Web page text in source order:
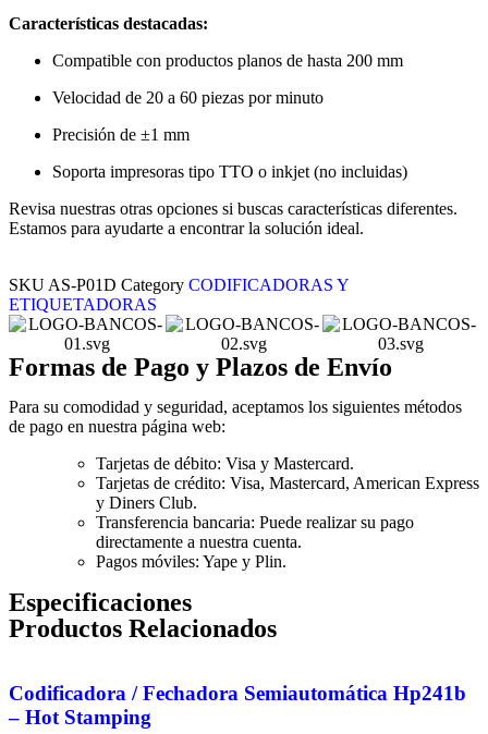
Características destacadas:
Compatible con productos planos de hasta 200 mm
Velocidad de 20 a 60 piezas por minuto
Precisión de ±1 mm
Soporta impresoras tipo TTO o inkjet (no incluidas)
Revisa nuestras otras opciones si buscas características diferentes.
Estamos para ayudarte a encontrar la solución ideal.
SKU AS-P01D Category CODIFICADORAS Y
ETIQUETADORAS
Formas de Pago y Plazos de Envío
Para su comodidad y seguridad, aceptamos los siguientes métodos
de pago en nuestra página web:
Tarjetas de débito: Visa y Mastercard.
Tarjetas de crédito: Visa, Mastercard, American Express
y Diners Club.
Transferencia bancaria: Puede realizar su pago
directamente a nuestra cuenta.
Pagos móviles: Yape y Plin.
Especificaciones
Productos Relacionados
Codificadora / Fechadora Semiautomática Hp241b
– Hot Stamping